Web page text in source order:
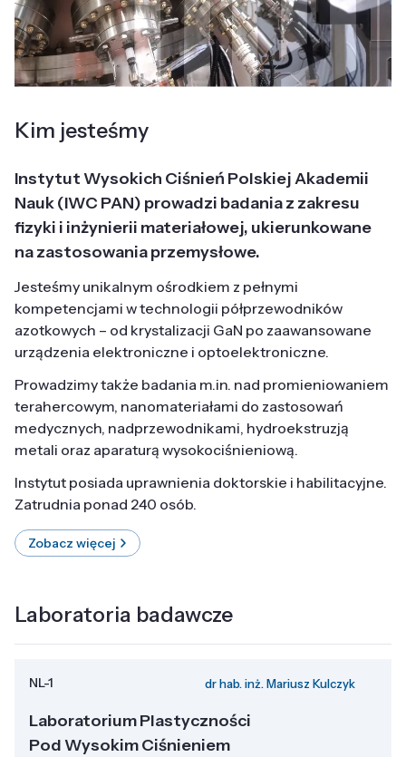
Kim jesteśmy
Instytut Wysokich Ciśnień Polskiej Akademii
Nauk (IWC PAN) prowadzi badania z zakresu
fizyki i inżynierii materiałowej, ukierunkowane
na zastosowania przemysłowe.
Jesteśmy unikalnym ośrodkiem z pełnymi
kompetencjami w technologii półprzewodników
azotkowych – od krystalizacji GaN po zaawansowane
urządzenia elektroniczne i optoelektroniczne.
Prowadzimy także badania m.in. nad promieniowaniem
terahercowym, nanomateriałami do zastosowań
medycznych, nadprzewodnikami, hydroekstruzją
metali oraz aparaturą wysokociśnieniową.
Instytut posiada uprawnienia doktorskie i habilitacyjne.
Zatrudnia ponad 240 osób.
Zobacz więcej
Laboratoria badawcze
NL-1 dr hab. inż. Mariusz Kulczyk
Laboratorium Plastyczności
Pod Wysokim Ciśnieniem